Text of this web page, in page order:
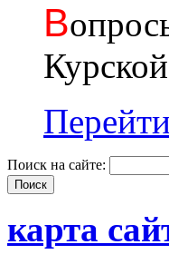
В
Поиск на сайте:
карта